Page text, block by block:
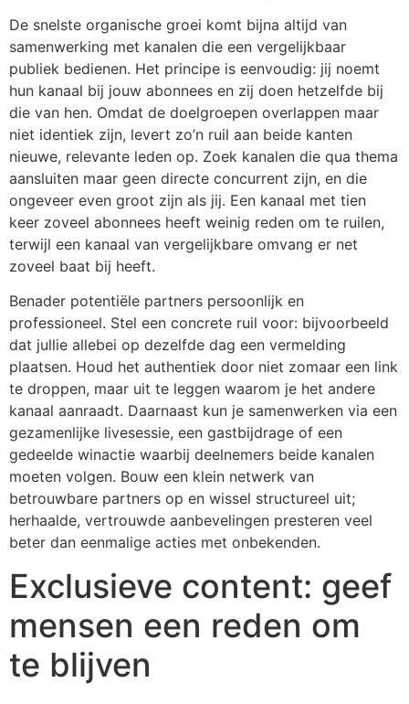
De snelste organische groei komt bijna altijd van
samenwerking met kanalen die een vergelijkbaar
publiek bedienen. Het principe is eenvoudig: jij noemt
hun kanaal bij jouw abonnees en zij doen hetzelfde bij
die van hen. Omdat de doelgroepen overlappen maar
niet identiek zijn, levert zo’n ruil aan beide kanten
nieuwe, relevante leden op. Zoek kanalen die qua thema
aansluiten maar geen directe concurrent zijn, en die
ongeveer even groot zijn als jij. Een kanaal met tien
keer zoveel abonnees heeft weinig reden om te ruilen,
terwijl een kanaal van vergelijkbare omvang er net
zoveel baat bij heeft.
Benader potentiële partners persoonlijk en
professioneel. Stel een concrete ruil voor: bijvoorbeeld
dat jullie allebei op dezelfde dag een vermelding
plaatsen. Houd het authentiek door niet zomaar een link
te droppen, maar uit te leggen waarom je het andere
kanaal aanraadt. Daarnaast kun je samenwerken via een
gezamenlijke livesessie, een gastbijdrage of een
gedeelde winactie waarbij deelnemers beide kanalen
moeten volgen. Bouw een klein netwerk van
betrouwbare partners op en wissel structureel uit;
herhaalde, vertrouwde aanbevelingen presteren veel
beter dan eenmalige acties met onbekenden.
Exclusieve content: geef
mensen een reden om
te blijven